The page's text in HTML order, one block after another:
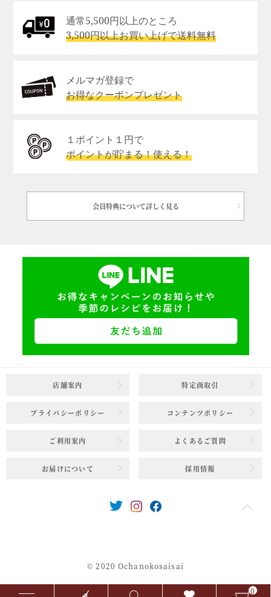
0
通常5,500円以上のところ
3,500円以上お買い上げで送料無料
メルマガ登録で
お得なクーポンプレゼント
１ポイント１円で
ポイントが貯まる！使える！
会員特典について詳しく見る
店舗案内 特定商取引
プライバシーポリシー コンテンツポリシー
ご利用案内 よくあるご質問
お届けについて 採用情報
© 2020 Ochanokosaisai